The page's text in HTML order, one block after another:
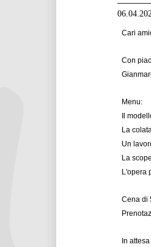
Cari
Con
Menu:
Il
La
Un
La
L'opera
Cena di
In